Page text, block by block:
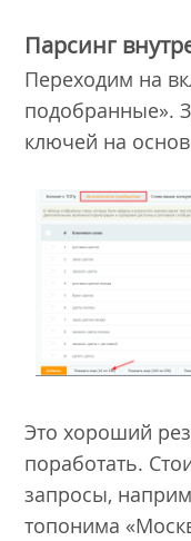
Парсинг
Переходим на
подобранные».
ключей на
Это хороший
поработать.
запросы,
топонима